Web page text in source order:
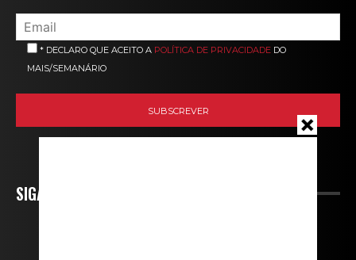
* DECLARO QUE ACEITO A POLÍTICA DE PRIVACIDADE DO
MAIS/SEMANÁRIO
SIGA-NOS